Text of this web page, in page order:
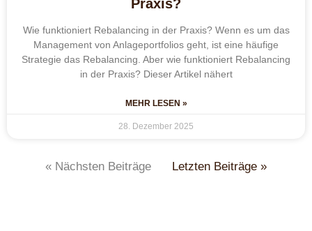
Praxis?
Wie funktioniert Rebalancing in der Praxis? Wenn es um das
Management von Anlageportfolios geht, ist eine häufige
Strategie das Rebalancing. Aber wie funktioniert Rebalancing
in der Praxis? Dieser Artikel nähert
MEHR LESEN »
28. Dezember 2025
« Nächsten Beiträge Letzten Beiträge »